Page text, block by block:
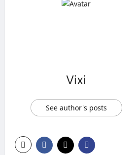
Vixi
See author's posts